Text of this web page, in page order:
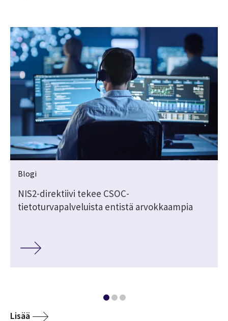
Blogi
NIS2-direktiivi tekee CSOC-
tietoturvapalveluista entistä arvokkaampia
Lisää